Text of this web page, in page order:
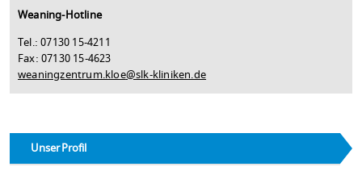
Weaning-Hotline
Tel.: 07130 15-4211
Fax: 07130 15-4623
weaningzentrum.kloe@slk-kliniken.de
Unser Profil